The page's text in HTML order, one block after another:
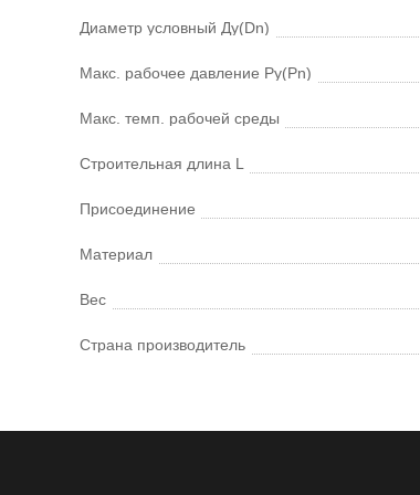
Диаметр условный Ду(Dn)
Макс. рабочее давление Ру(Pn)
Макс. темп. рабочей среды
Строительная длина L
Присоединение
Материал
Вес
Страна производитель